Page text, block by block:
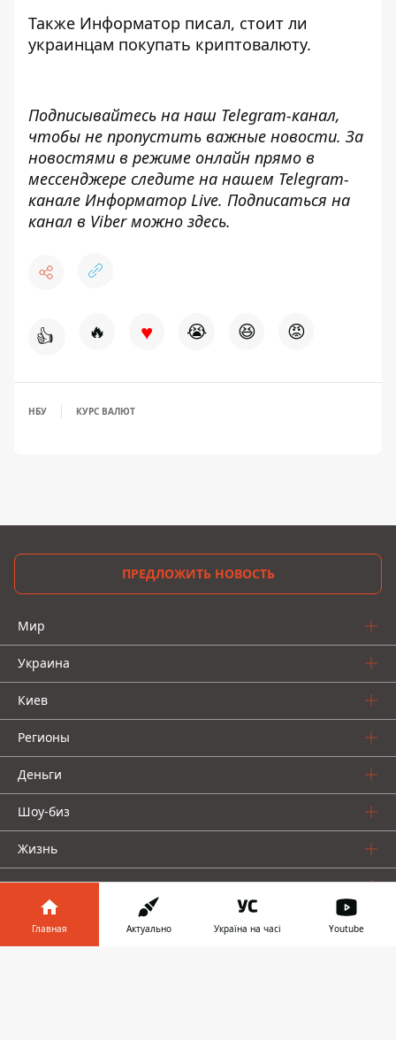
Также Информатор писал, стоит ли
украинцам покупать криптовалюту.
Подписывайтесь на наш Telegram-канал,
чтобы не пропустить важные новости. За
новостями в режиме онлайн прямо в
мессенджере следите на нашем Telegram-
канале Информатор Live. Подписаться на
канал в Viber можно здесь.
👍 🔥 ♥ 😭 😆 😡
НБУ КУРС ВАЛЮТ
ПРЕДЛОЖИТЬ НОВОСТЬ
Мир
Украина
Киев
Регионы
Деньги
Шоу-биз
Жизнь
О нас
Главная Актуально Україна на часі Youtube